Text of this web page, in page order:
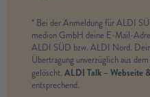
* Bei der Anmeldung für ALDI
medion GmbH deine E-Mail-
ALDI SÜD bzw. ALDI Nord.
Übertragung unverzüglich aus
gelöscht. ALDI Talk – Webseite
entsprechend.